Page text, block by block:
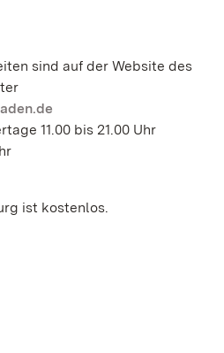
sind auf der Website des
11.00 bis 21.00 Uhr
ist kostenlos.